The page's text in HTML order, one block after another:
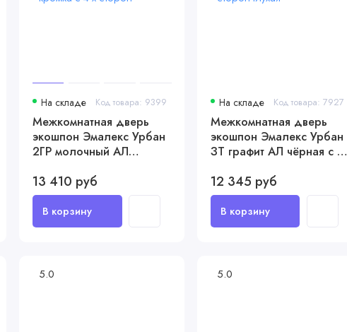
На складе Код товара: 9399
Межкомнатная дверь
экошпон Эмалекс Урбан
2ГР молочный АЛ
сторон
13 410 руб
На складе Код товара: 7927
Межкомнатная дверь
экошпон Эмалекс Урбан
ЗТ графит АЛ чёрная с 4-
12 345 руб
5.0 5.0